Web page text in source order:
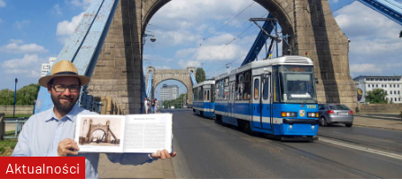
Aktualności